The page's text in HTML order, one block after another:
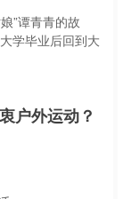
”谭青青的故
学毕业后回到大
户外运动？